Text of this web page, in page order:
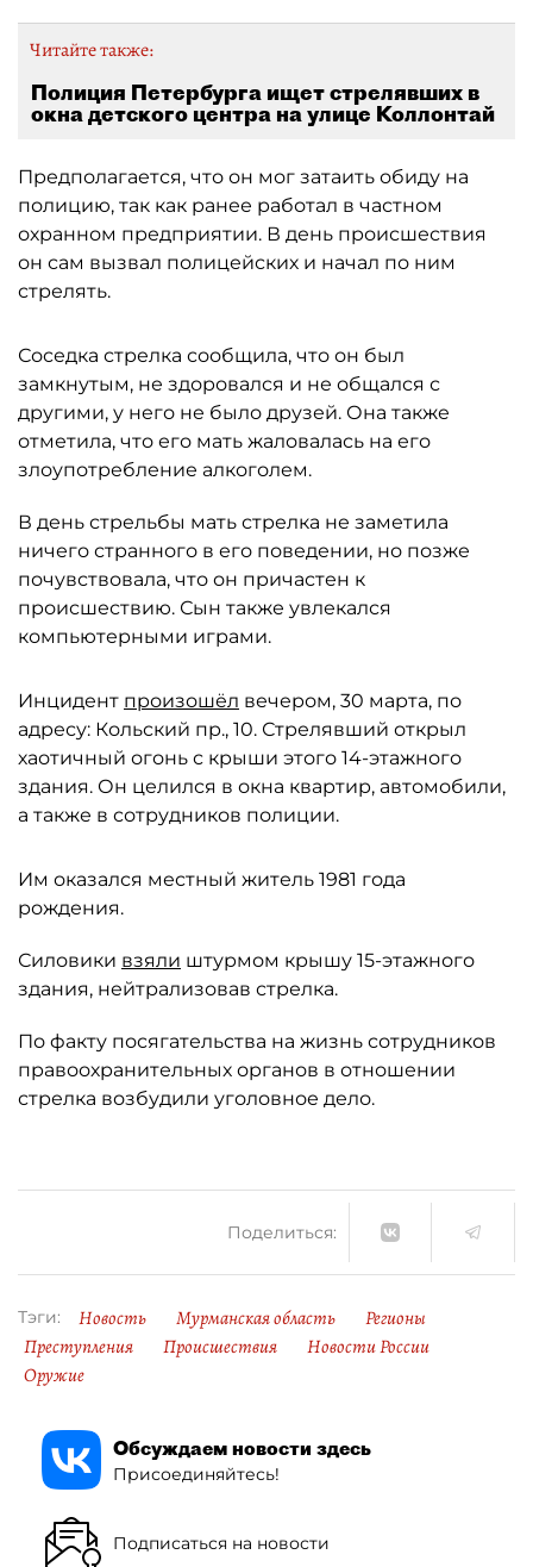
Читайте также:
Полиция Петербурга ищет стрелявших в
окна детского центра на улице Коллонтай
Предполагается, что он мог затаить обиду на
полицию, так как ранее работал в частном
охранном предприятии. В день происшествия
он сам вызвал полицейских и начал по ним
стрелять.
Соседка стрелка сообщила, что он был
замкнутым, не здоровался и не общался с
другими, у него не было друзей. Она также
отметила, что его мать жаловалась на его
злоупотребление алкоголем.
В день стрельбы мать стрелка не заметила
ничего странного в его поведении, но позже
почувствовала, что он причастен к
происшествию. Сын также увлекался
компьютерными играми.
Инцидент произошёл вечером, 30 марта, по
адресу: Кольский пр., 10. Стрелявший открыл
хаотичный огонь с крыши этого 14-этажного
здания. Он целился в окна квартир, автомобили,
а также в сотрудников полиции.
Им оказался местный житель 1981 года
рождения.
Силовики взяли штурмом крышу 15-этажного
здания, нейтрализовав стрелка.
По факту посягательства на жизнь сотрудников
правоохранительных органов в отношении
стрелка возбудили уголовное дело.
Поделиться:
Тэги: Новость Мурманская область
Регионы
Преступления
Происшествия
Новости России
Оружие
Обсуждаем новости здесь
Присоединяйтесь!
Подписаться на новости